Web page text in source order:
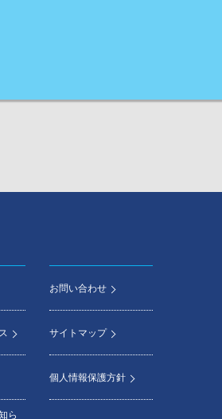
ら
お問い合わせ
サイトマップ
個人情報保護方針